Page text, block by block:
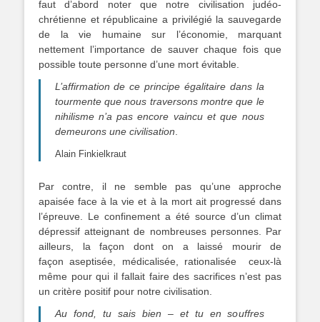
faut d’abord noter que notre civilisation judéo-
chrétienne et républicaine a privilégié la sauvegarde
de la vie humaine sur l’économie, marquant
nettement l’importance de sauver chaque fois que
possible toute personne d’une mort évitable.
L’affirmation de ce principe égalitaire dans la
tourmente que nous traversons montre que le
nihilisme n’a pas encore vaincu et que nous
demeurons une civilisation.
Alain Finkielkraut
Par contre, il ne semble pas qu’une approche
apaisée face à la vie et à la mort ait progressé dans
l’épreuve. Le confinement a été source d’un climat
dépressif atteignant de nombreuses personnes. Par
ailleurs, la façon dont on a laissé mourir de
façon aseptisée, médicalisée, rationalisée ceux-là
même pour qui il fallait faire des sacrifices n’est pas
un critère positif pour notre civilisation.
Au fond, tu sais bien – et tu en souffres